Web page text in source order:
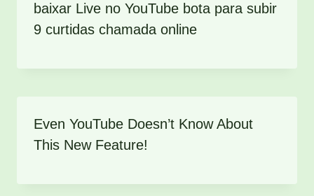
baixar Live no YouTube bota para subir
9 curtidas chamada online
Even YouTube Doesn’t Know About
This New Feature!